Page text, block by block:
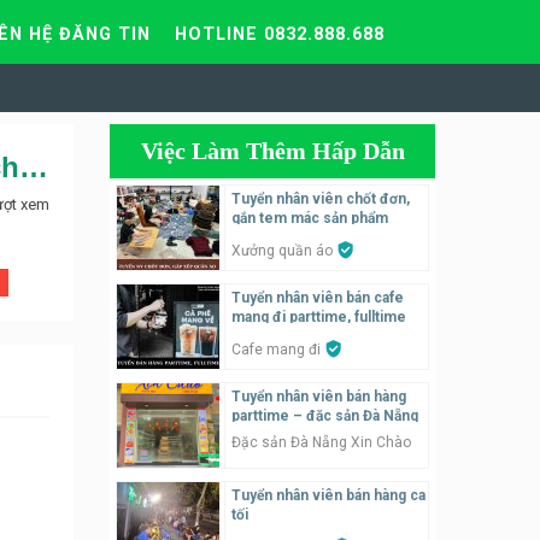
HỆ ĐĂNG TIN HOTLINE 0832.888.688
Tuyển nhân viên thu ngân cho nhà hàng Gà tươi mạnh hoạch tại Thanh Xuân
xem
Việc Làm Thêm Hấp Dẫn
Tuyển nhân viên chốt đơn,
gắn tem mác sản phẩm
Xưởng quần áo
Tuyển nhân viên bán cafe
mang đi parttime, fulltime
Cafe mang đi
Tuyển nhân viên bán hàng
parttime – đặc sản Đà Nẵng
Đặc sản Đà Nẵng Xin Chào
Tuyển nhân viên bán hàng ca
tối